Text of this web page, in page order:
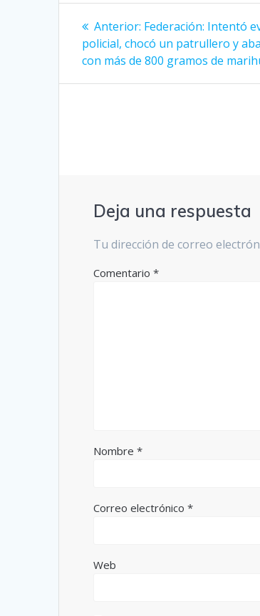
Navegación
de
entradas
Anterior: Entrada
anterior:
Federación: Intentó
policial, chocó un patrullero y
con más de 800 gramos de
Deja una respuesta
Tu dirección de correo
Comentario*
Nombre*
Correo electrónico*
Web